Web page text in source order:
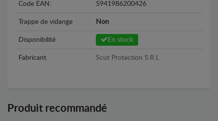
Code EAN: 5941986200426
Trappe de vidange Non
Disponibilité En stock
Fabricant Scut Protection S.R.L
Produit recommandé